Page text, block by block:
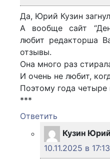
Да, Юрий Кузин
А вообще сайт
любит редакторша
отзывы.
Она много раз
И очень не любит,
Поэтому года
***
Ответить
Кузин
10.11.2025 в 17:13